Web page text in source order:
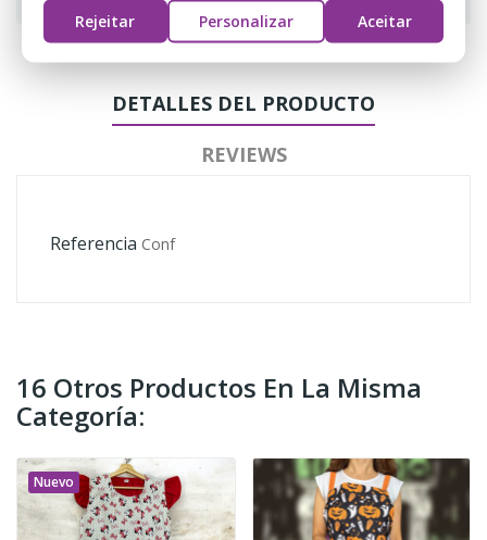
DETALLES DEL PRODUCTO
REVIEWS
Referencia Conf
16 Otros Productos En La Misma
Categoría:
Nuevo
Rejeitar
Personalizar Aceitar